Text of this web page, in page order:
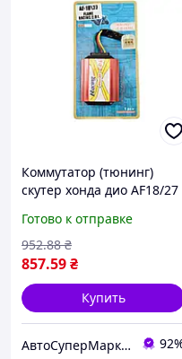
Коммутатор (тюнинг)
скутер хонда дио AF18/27
Готово к отправке
857.59₴
952.88 ₴
Купить
АвтоСуперМаркет